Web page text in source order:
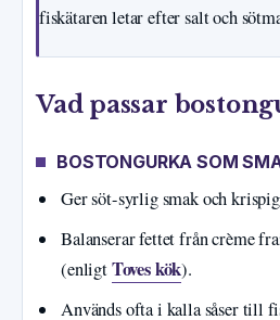
fiskätaren letar efter salt och
Vad passar
BOSTONGURKA SOM
Ger söt-syrlig smak och
Balanserar fettet från crème
(enligtToves kök).
Används ofta i kalla såser till